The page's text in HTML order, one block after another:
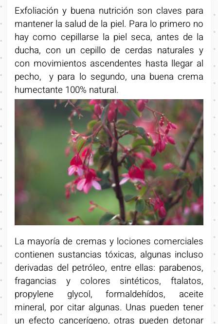
Exfoliación y buena nutrición son claves para
mantener la salud de la piel. Para lo primero no
hay como cepillarse la piel seca, antes de la
ducha, con un cepillo de cerdas naturales y
con movimientos ascendentes hasta llegar al
pecho, y para lo segundo, una buena crema
humectante 100% natural.
La mayoría de cremas y lociones comerciales
contienen sustancias tóxicas, algunas incluso
derivadas del petróleo, entre ellas: parabenos,
fragancias y colores sintéticos, ftalatos,
propylene glycol, formaldehídos, aceite
mineral, por citar algunas. Unas pueden tener
un efecto cancerígeno, otras pueden detonar